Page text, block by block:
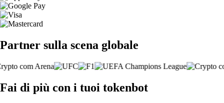
Partner sulla scena globale
Fai di più con i tuoi tokenbot